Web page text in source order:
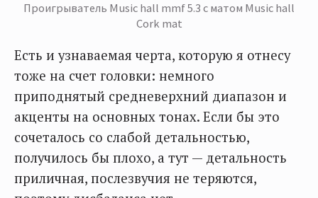
Проигрыватель Music hall mmf 5.3 с матом Music hall
Cork mat
Есть и узнаваемая черта, которую я отнесу
тоже на счет головки: немного
приподнятый средневерхний диапазон и
акценты на основных тонах. Если бы это
сочеталось со слабой детальностью,
получилось бы плохо, а тут — детальность
приличная, послезвучия не теряются,